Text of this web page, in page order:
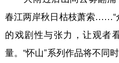
春江两岸秋日枯枝萧索……“
的戏剧性与张力，让观者
量。“怀山”系列作品将不同